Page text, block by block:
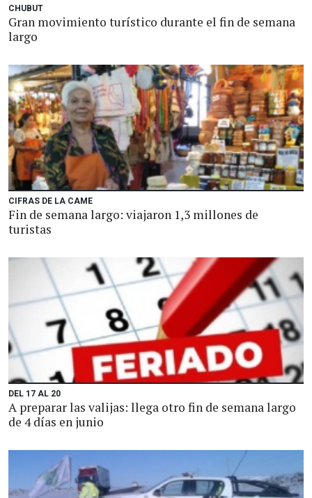
CHUBUT
Gran movimiento turístico durante el fin de semana
largo
CIFRAS DE LA CAME
Fin de semana largo: viajaron 1,3 millones de
turistas
DEL 17 AL 20
A preparar las valijas: llega otro fin de semana largo
de 4 días en junio